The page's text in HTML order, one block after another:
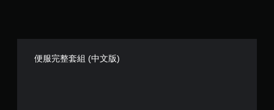
便服完整套組 (中文版)